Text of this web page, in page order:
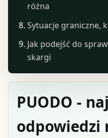
PUODO -
odpowiedzi
różna
Sytuacje graniczne,
Jak podejść do
skargi